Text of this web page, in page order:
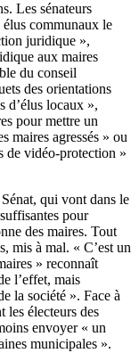
Les sénateurs
élus communaux le
juridique »,
aux maires
du conseil
des orientations
d’élus locaux »,
pour mettre un
maires agressés » ou
de vidéo-protection »
qui vont dans le
pour
des maires. Tout
mis à mal. « C’est un
» reconnaît
l’effet, mais
la société ». Face à
les électeurs des
envoyer « un
municipales ».